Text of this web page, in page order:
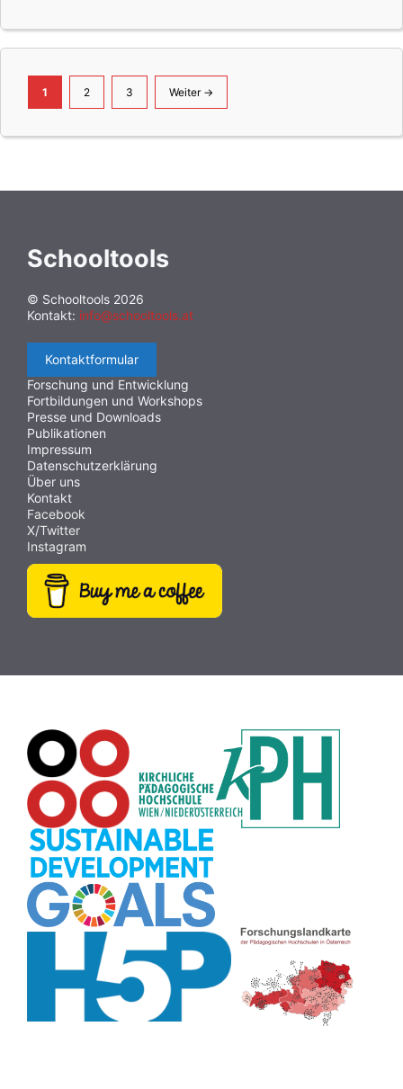
Seite
1 Seite
2 Seite
3 Weiter →
Schooltools
© Schooltools 2026
Kontakt: info@schooltools.at
Kontaktformular
Forschung und Entwicklung
Fortbildungen und Workshops
Presse und Downloads
Publikationen
Impressum
Datenschutzerklärung
Über uns
Kontakt
Facebook
X/Twitter
Instagram